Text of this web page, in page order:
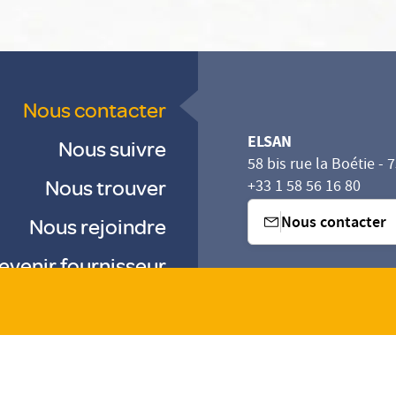
paramètres de confidentialité, en garantissant la
Nous contacter
Nous suivre
Nous trouver
Nous rejoindre
fournisseur
ELSAN
58 bis rue la Boétie -
+33 1 58 56 16 80
Nous contacter